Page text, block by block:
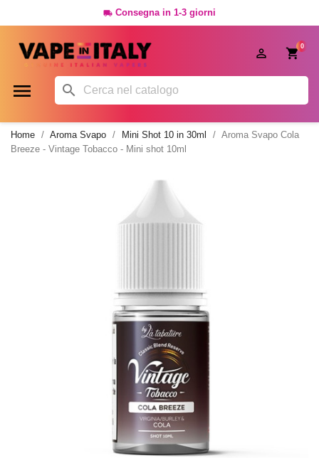
 Consegna in 1-3 giorni
0

 
Home Aroma Svapo Mini Shot 10 in 30ml
Aroma Svapo Cola
Breeze - Vintage Tobacco - Mini shot 10ml